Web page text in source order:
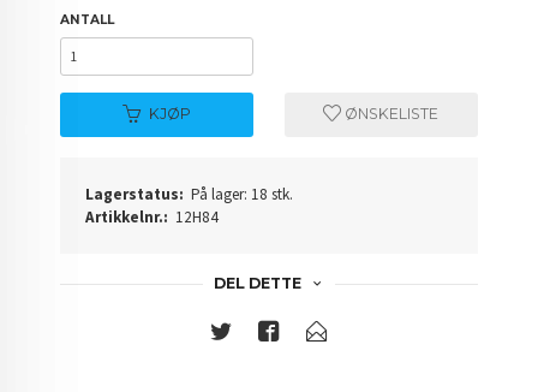
ANTALL
KJØP ØNSKELISTE
Lagerstatus: På lager: 18 stk.
Artikkelnr.: 12H84
DEL DETTE